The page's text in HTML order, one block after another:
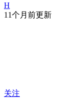
H
11个月前更新
关注